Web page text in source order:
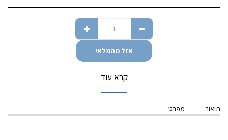
אזל מהמלאי
קרא עוד
תיאור מפרט